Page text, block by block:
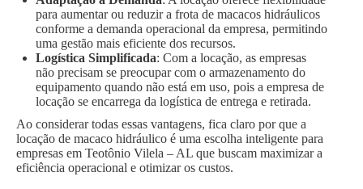
para aumentar ou reduzir a frota de macacos hidráulicos
conforme a demanda operacional da empresa, permitindo
uma gestão mais eficiente dos recursos.
Logística Simplificada: Com a locação, as empresas
não precisam se preocupar com o armazenamento do
equipamento quando não está em uso, pois a empresa de
locação se encarrega da logística de entrega e retirada.
Ao considerar todas essas vantagens, fica claro por que a
locação de macaco hidráulico é uma escolha inteligente para
empresas em Teotônio Vilela – AL que buscam maximizar a
eficiência operacional e otimizar os custos.